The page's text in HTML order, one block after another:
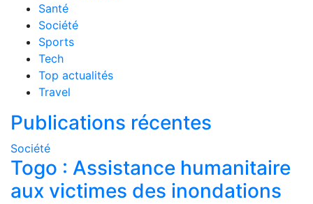
Santé
Société
Sports
Tech
Top actualités
Travel
Publications récentes
Société
Togo : Assistance humanitaire
aux victimes des inondations